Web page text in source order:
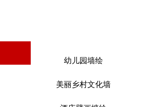
幼儿园墙绘
美丽乡村文化墙